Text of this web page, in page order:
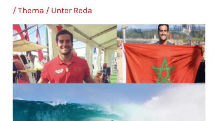
/Thema / Unter Reda